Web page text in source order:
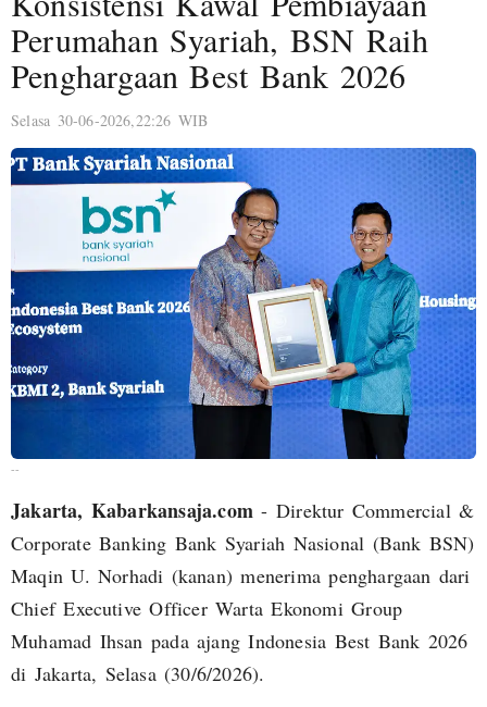
Perumahan Syariah, BSN Raih
Penghargaan Best Bank 2026
Selasa 30-06-2026,22:26 WIB
--
Jakarta, Kabarkansaja.com - Direktur Commercial &
Corporate Banking Bank Syariah Nasional (Bank BSN)
Maqin U. Norhadi (kanan) menerima penghargaan dari
Chief Executive Officer Warta Ekonomi Group
Muhamad Ihsan pada ajang Indonesia Best Bank 2026
di Jakarta, Selasa (30/6/2026).